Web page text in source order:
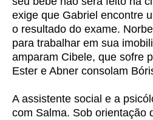
exige que Gabriel encontre
o resultado do exame.
para trabalhar em sua
amparam Cibele, que sofre
Ester e Abner consolam
A assistente social e a
com Salma. Sob orientação